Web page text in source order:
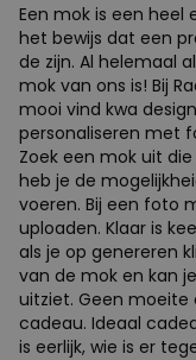
Een mok is een heel
het bewijs dat een
de zijn. Al helemaal
mok van ons is! Bij
mooi vind kwa
personaliseren met
Zoek een mok uit
heb je de
voeren. Bij een foto
uploaden. Klaar is
als je op genereren
van de mok en kan
uitziet. Geen moeite
cadeau. Ideaal
is eerlijk, wie is er